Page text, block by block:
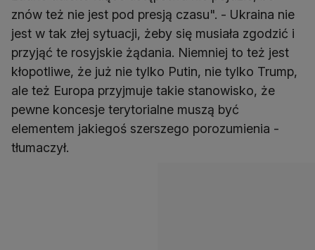
znów też nie jest pod presją czasu". - Ukraina nie
jest w tak złej sytuacji, żeby się musiała zgodzić i
przyjąć te rosyjskie żądania. Niemniej to też jest
kłopotliwe, że już nie tylko Putin, nie tylko Trump,
ale też Europa przyjmuje takie stanowisko, że
pewne koncesje terytorialne muszą być
elementem jakiegoś szerszego porozumienia -
tłumaczył.